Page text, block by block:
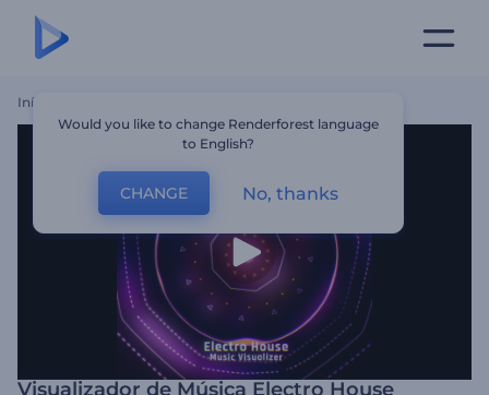
Início
Visualizador de Música Electro House
Would you like to change Renderforest language
to English?
CHANGE No, thanks